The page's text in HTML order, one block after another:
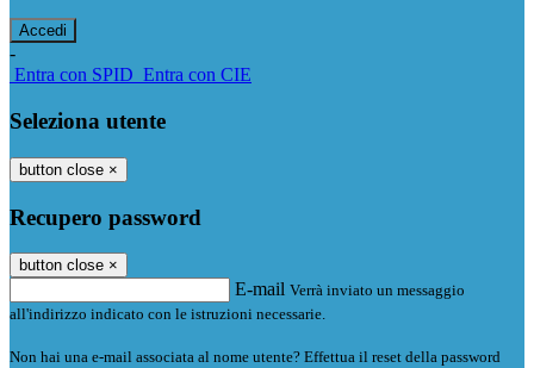
-
Entra con SPID Entra con CIE
Seleziona utente
button close ×
Recupero password
button close ×
E-mail Verrà inviato un messaggio
all'indirizzo indicato con le istruzioni necessarie.
Non hai una e-mail associata al nome utente? Effettua il reset della password